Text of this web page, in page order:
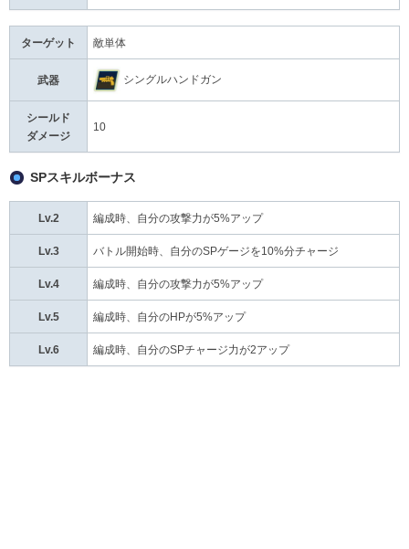
ターゲット 敵単体
武器 シングルハンドガン
シールド
ダメージ
10
SPスキルボーナス
Lv.2 編成時、自分の攻撃力が5%アップ
Lv.3 バトル開始時、自分のSPゲージを10%分チャージ
Lv.4 編成時、自分の攻撃力が5%アップ
Lv.5 編成時、自分のHPが5%アップ
Lv.6 編成時、自分のSPチャージ力が2アップ